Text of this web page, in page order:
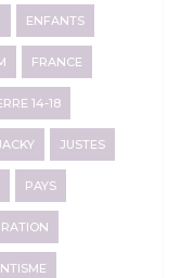
ENFANTS
FRANCE
14-18
JUSTES
PAYS